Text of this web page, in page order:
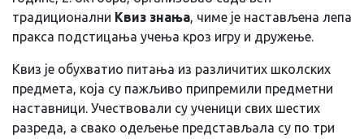
традиционални Квиз знања, чиме је настављена лепа
пракса подстицања учења кроз игру и дружење.
Квиз је обухватио питања из различитих школских
предмета, која су пажљиво припремили предметни
наставници. Учествовали су ученици свих шестих
разреда, а свако одељење представљала су по три